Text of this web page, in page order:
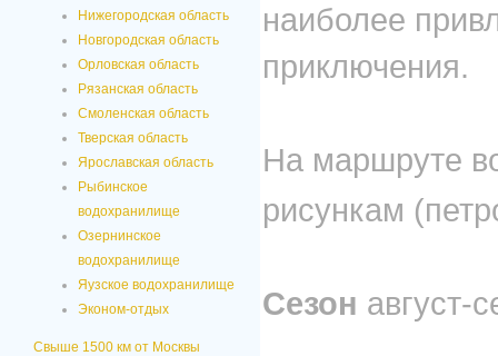
Нижегородская область
Новгородская область
Орловская область
Рязанская область
Смоленская область
Тверская область
Ярославская область
Рыбинское
водохранилище
Озернинское
водохранилище
Яузское водохранилище
Эконом-отдых
Свыше 1500 км от Москвы
наиболее
приключения.
На маршруте
рисункам
Сезон август-